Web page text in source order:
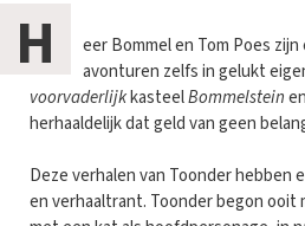
H
eer Bommel en Tom Poes
avonturen zelfs in gelukt
voorvaderlijkkasteelBommelstein
herhaaldelijk dat geld van geen
Deze verhalen van Toonder hebben
en verhaaltrant. Toonder begon